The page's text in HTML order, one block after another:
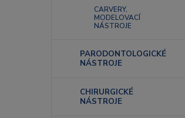
CARVERY,
MODELOVACÍ
NÁSTROJE
PARODONTOLOGICKÉ
NÁSTROJE
CHIRURGICKÉ
NÁSTROJE